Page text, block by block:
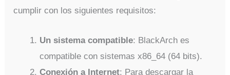
cumplir con los siguientes requisitos:
Un sistema compatible: BlackArch es
compatible con sistemas x86_64 (64 bits).
Conexión a Internet: Para descargar la